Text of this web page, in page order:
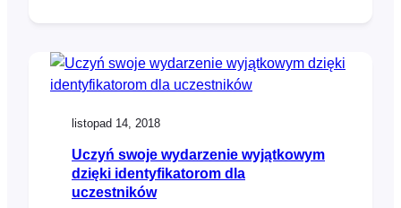
FooEvents for WooCommerce which allows
you to…
listopad 14, 2018
Uczyń swoje wydarzenie wyjątkowym
dzięki identyfikatorom dla
uczestników